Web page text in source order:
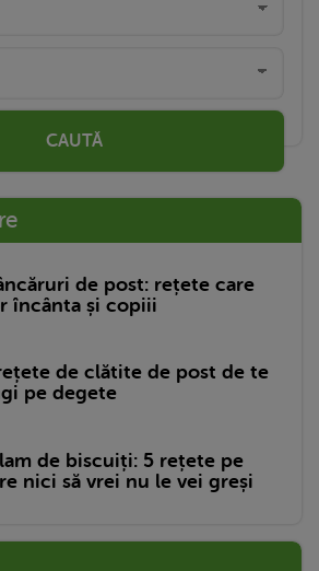
CAUTĂ
de post: rețete care
încânta și copiii
de clătite de post de te
pe degete
de biscuiți: 5 rețete pe
nici să vrei nu le vei greși